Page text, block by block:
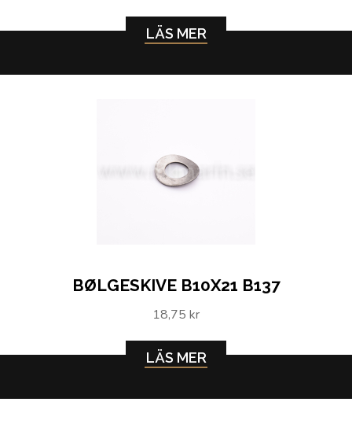
LÄS MER
BØLGESKIVE B10X21 B137
18,75 kr
LÄS MER